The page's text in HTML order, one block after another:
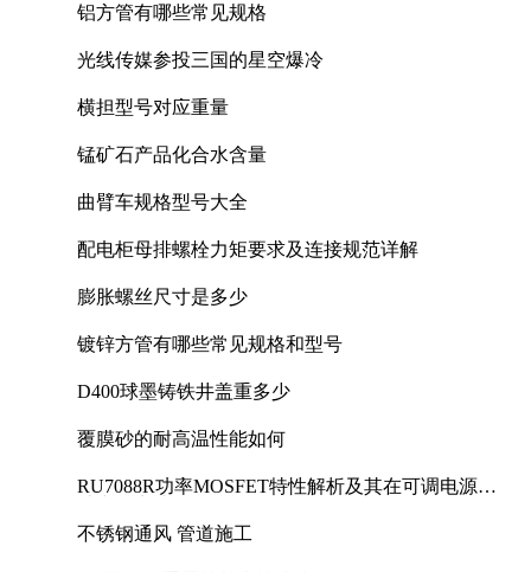
铝方管有哪些常见规格
光线传媒参投三国的星空爆冷
横担型号对应重量
锰矿石产品化合水含量
曲臂车规格型号大全
配电柜母排螺栓力矩要求及连接规范详解
膨胀螺丝尺寸是多少
镀锌方管有哪些常见规格和型号
D400球墨铸铁井盖重多少
覆膜砂的耐高温性能如何
RU7088R功率MOSFET特性解析及其在可调电源设
不锈钢通风 管道施工